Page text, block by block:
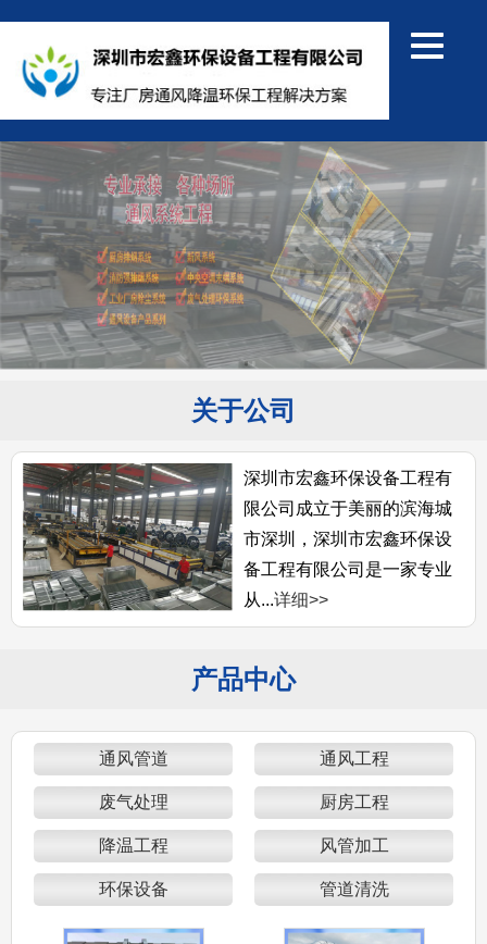
关于公司
深圳市宏鑫环保设备工程有
限公司成立于美丽的滨海城
市深圳，深圳市宏鑫环保设
备工程有限公司是一家专业
从...详细>>
产品中心
通风管道 通风工程
废气处理 厨房工程
降温工程 风管加工
环保设备 管道清洗